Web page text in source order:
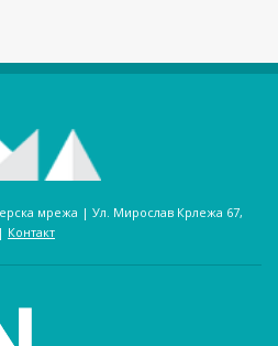
мрежа | Ул. Мирослав Крлежа 67,
Контакт